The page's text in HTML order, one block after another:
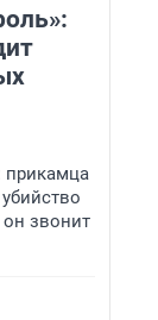
прикамца
звонит